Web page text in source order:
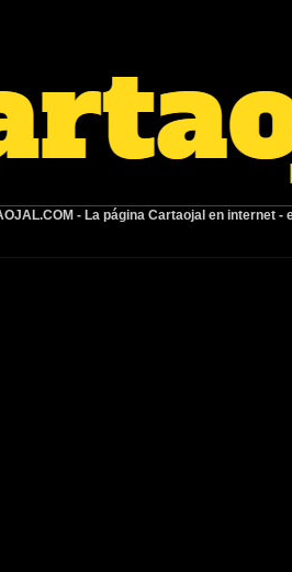
- La página Cartaojal en internet -